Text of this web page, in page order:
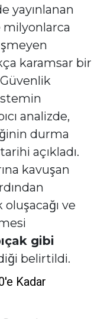
yayınlanan
karamsar bir
analizde,
durma
açıkladı.
kavuşan
ve
gibi
belirtildi.
Kadar